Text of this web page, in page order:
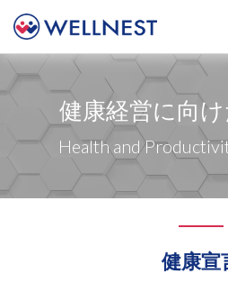
健康経営に向
Health and
健康宣